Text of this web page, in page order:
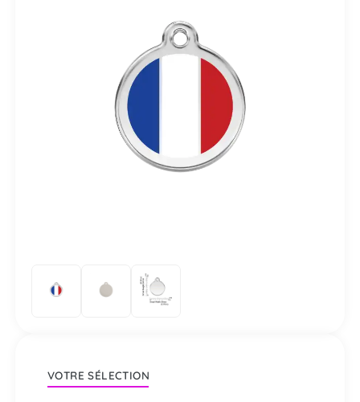
VOTRE SÉLECTION